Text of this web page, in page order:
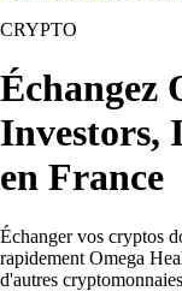
CRYPTO
Échangez
Investors,
en France
Échanger vos cryptos
rapidement Omega
d'autres